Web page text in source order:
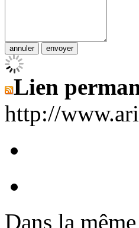
Lien
http://
Dans la